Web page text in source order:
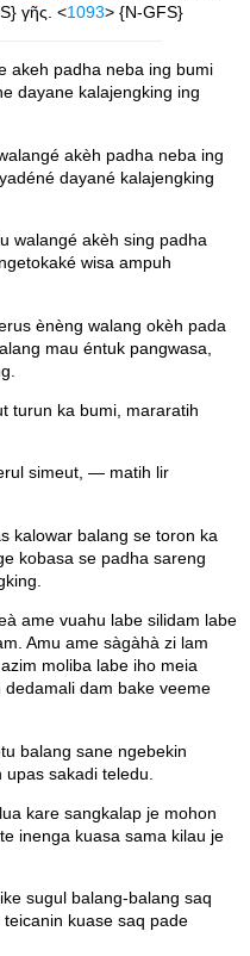
γῆς. <1093> {N-GFS}
akeh padha neba ing bumi
dayane kalajengking ing
akèh padha neba ing
dayané kalajengking
walangé akèh sing padha
wisa ampuh
ènèng walang okèh pada
mau éntuk pangwasa,
turun ka bumi, mararatih
simeut, — matih lir
kalowar balang se toron ka
kobasa se padha sareng
ame vuahu labe silidam labe
Amu ame sàgàhà zi lam
moliba labe iho meia
dam bake veeme
balang sane ngebekin
sakadi teledu.
kare sangkalap je mohon
inenga kuasa sama kilau je
sugul balang-balang saq
kuase saq pade